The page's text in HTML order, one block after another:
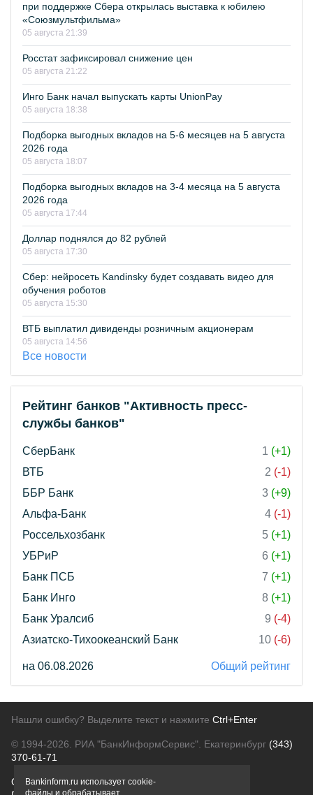
при поддержке Сбера открылась выставка к юбилею
«Союзмультфильма»
05 августа 21:39
Росстат зафиксировал снижение цен
05 августа 21:22
Инго Банк начал выпускать карты UnionPay
05 августа 18:38
Подборка выгодных вкладов на 5-6 месяцев на 5 августа
2026 года
05 августа 18:07
Подборка выгодных вкладов на 3-4 месяца на 5 августа
2026 года
05 августа 17:44
Доллар поднялся до 82 рублей
05 августа 17:30
Сбер: нейросеть Kandinsky будет создавать видео для
обучения роботов
05 августа 15:30
ВТБ выплатил дивиденды розничным акционерам
05 августа 14:56
Все новости
Рейтинг банков "Активность пресс-
службы банков"
СберБанк 1 (+1)
ВТБ
2 (-1)
ББР Банк
3 (+9)
Альфа-Банк
4 (-1)
Россельхозбанк
5 (+1)
УБРиР
6 (+1)
Банк ПСБ
7 (+1)
Банк Инго
8 (+1)
Банк Уралсиб
9 (-4)
Азиатско-Тихоокеанский Банк
10 (-6)
на 06.08.2026 Общий рейтинг
Нашли ошибку? Выделите текст и нажмите Ctrl+Enter
© 1994-2026. РИА "БанкИнформСервис". Екатеринбург (343)
370-61-71
О проектеПолитика конфиденциальности
Bankinform.ru использует cookie-
файлы и обрабатывает